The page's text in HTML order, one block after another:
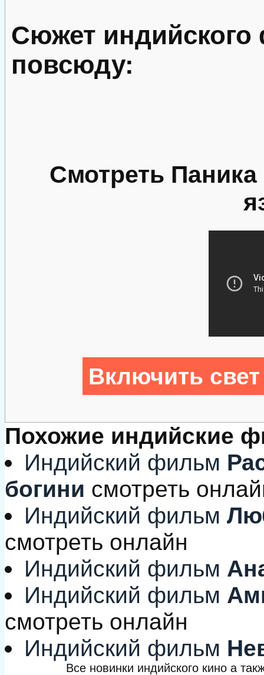
Сюжет
повсюду:
Смотреть
Включить
Похожие индийские
Индийский фильм
богини смотреть
Индийский фильм
смотреть онлайн
Индийский фильм
Индийский фильм
смотреть онлайн
Индийский фильм
Все новинки индийского кино а